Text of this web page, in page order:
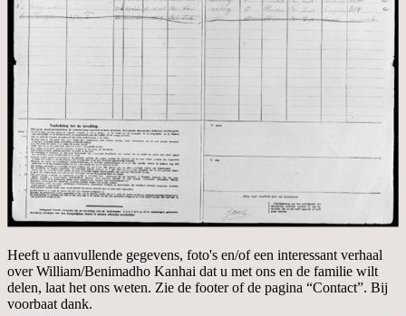
Heeft u aanvullende gegevens, foto's en/of een interessant verhaal
over William/Benimadho Kanhai dat u met ons en de familie wilt
delen, laat het ons weten. Zie de footer of de pagina “Contact”. Bij
voorbaat dank.